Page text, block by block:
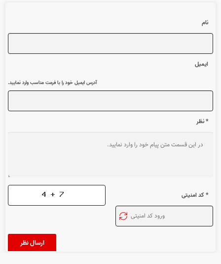
نام
ایمیل
آدرس ایمیل خود را با فرمت مناسب وارد نمایید.
* نظر
* کد امنیتی